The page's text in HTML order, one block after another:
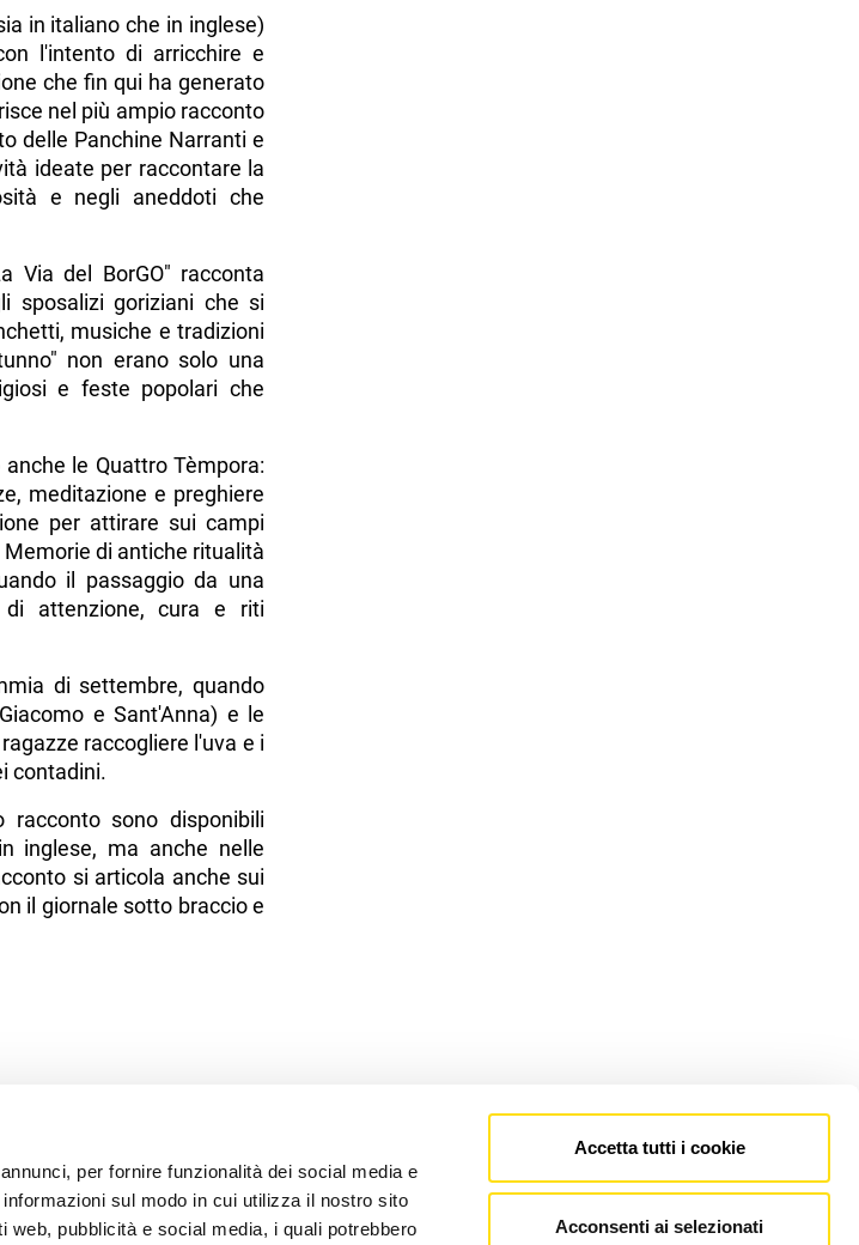
per fornire funzionalità dei social media e
sul modo in cui utilizza il nostro sito
pubblicità e social media, i quali potrebbero
Accetta tutti i cookie
Acconsenti ai selezionati
in italiano che in inglese)
l'intento di arricchire e
che fin qui ha generato
nel più ampio racconto
delle Panchine Narranti e
ideate per raccontare la
e negli aneddoti che
Via del BorGO" racconta
sposalizi goriziani che si
musiche e tradizioni
non erano solo una
e feste popolari che
le Quattro Tèmpora:
meditazione e preghiere
per attirare sui campi
di antiche ritualità
il passaggio da una
di attenzione, cura e riti
di settembre, quando
e Sant'Anna) e le
raccogliere l'uva e i
contadini.
sono disponibili
inglese, ma anche nelle
si articola anche sui
il giornale sotto braccio e